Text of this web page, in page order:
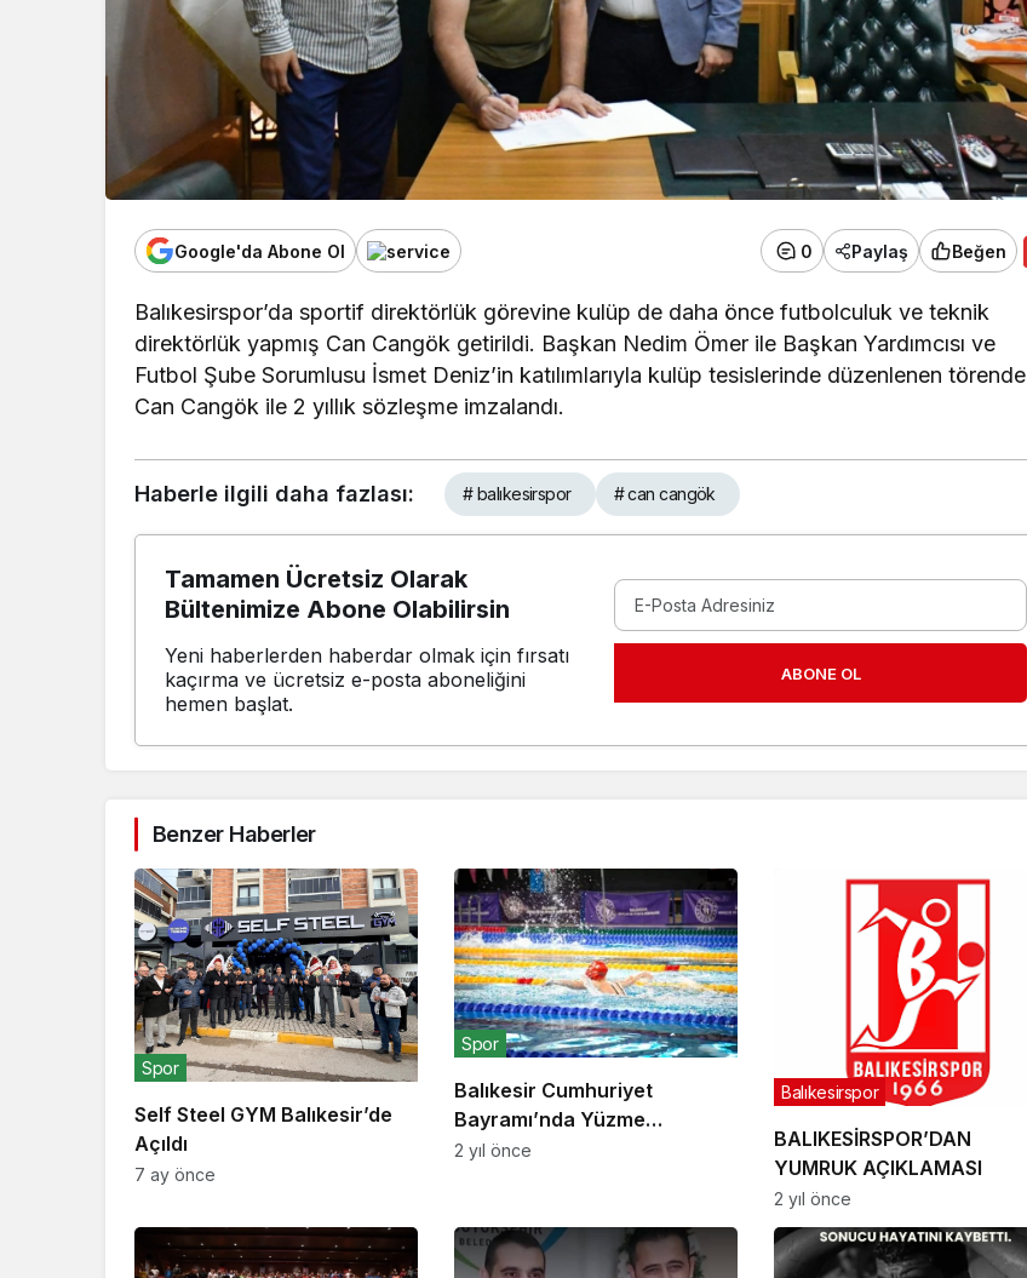
Google'da Abone Ol 0 Paylaş Beğen
Balıkesirspor’da sportif direktörlük görevine kulüp de daha önce futbolculuk ve teknik
direktörlük yapmış Can Cangök getirildi. Başkan Nedim Ömer ile Başkan Yardımcısı ve
Futbol Şube Sorumlusu İsmet Deniz’in katılımlarıyla kulüp tesislerinde düzenlenen törende
Can Cangök ile 2 yıllık sözleşme imzalandı.
Haberle ilgili daha fazlası: # balıkesirspor # can cangök
Tamamen Ücretsiz Olarak
Bültenimize Abone Olabilirsin
Yeni haberlerden haberdar olmak için fırsatı
kaçırma ve ücretsiz e-posta aboneliğini
hemen başlat.
ABONE OL
Benzer Haberler
Self Steel GYM Balıkesir’de
Açıldı
Spor
7 ay önce
Balıkesir Cumhuriyet
Bayramı’nda Yüzme
Müsabakaları
Spor
2 yıl önce
BALIKESİRSPOR’DAN
YUMRUK AÇIKLAMASI
Balıkesirspor
2 yıl önce